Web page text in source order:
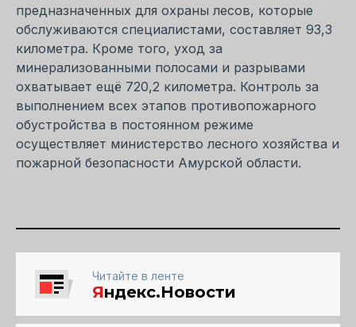
предназначенных для охраны лесов, которые
обслуживаются специалистами, составляет 93,3
километра. Кроме того, уход за
минерализованными полосами и разрывами
охватывает ещё 720,2 километра. Контроль за
выполнением всех этапов противопожарного
обустройства в постоянном режиме
осуществляет министерство лесного хозяйства и
пожарной безопасности Амурской области.
Читайте в ленте
Яндекс.Новости